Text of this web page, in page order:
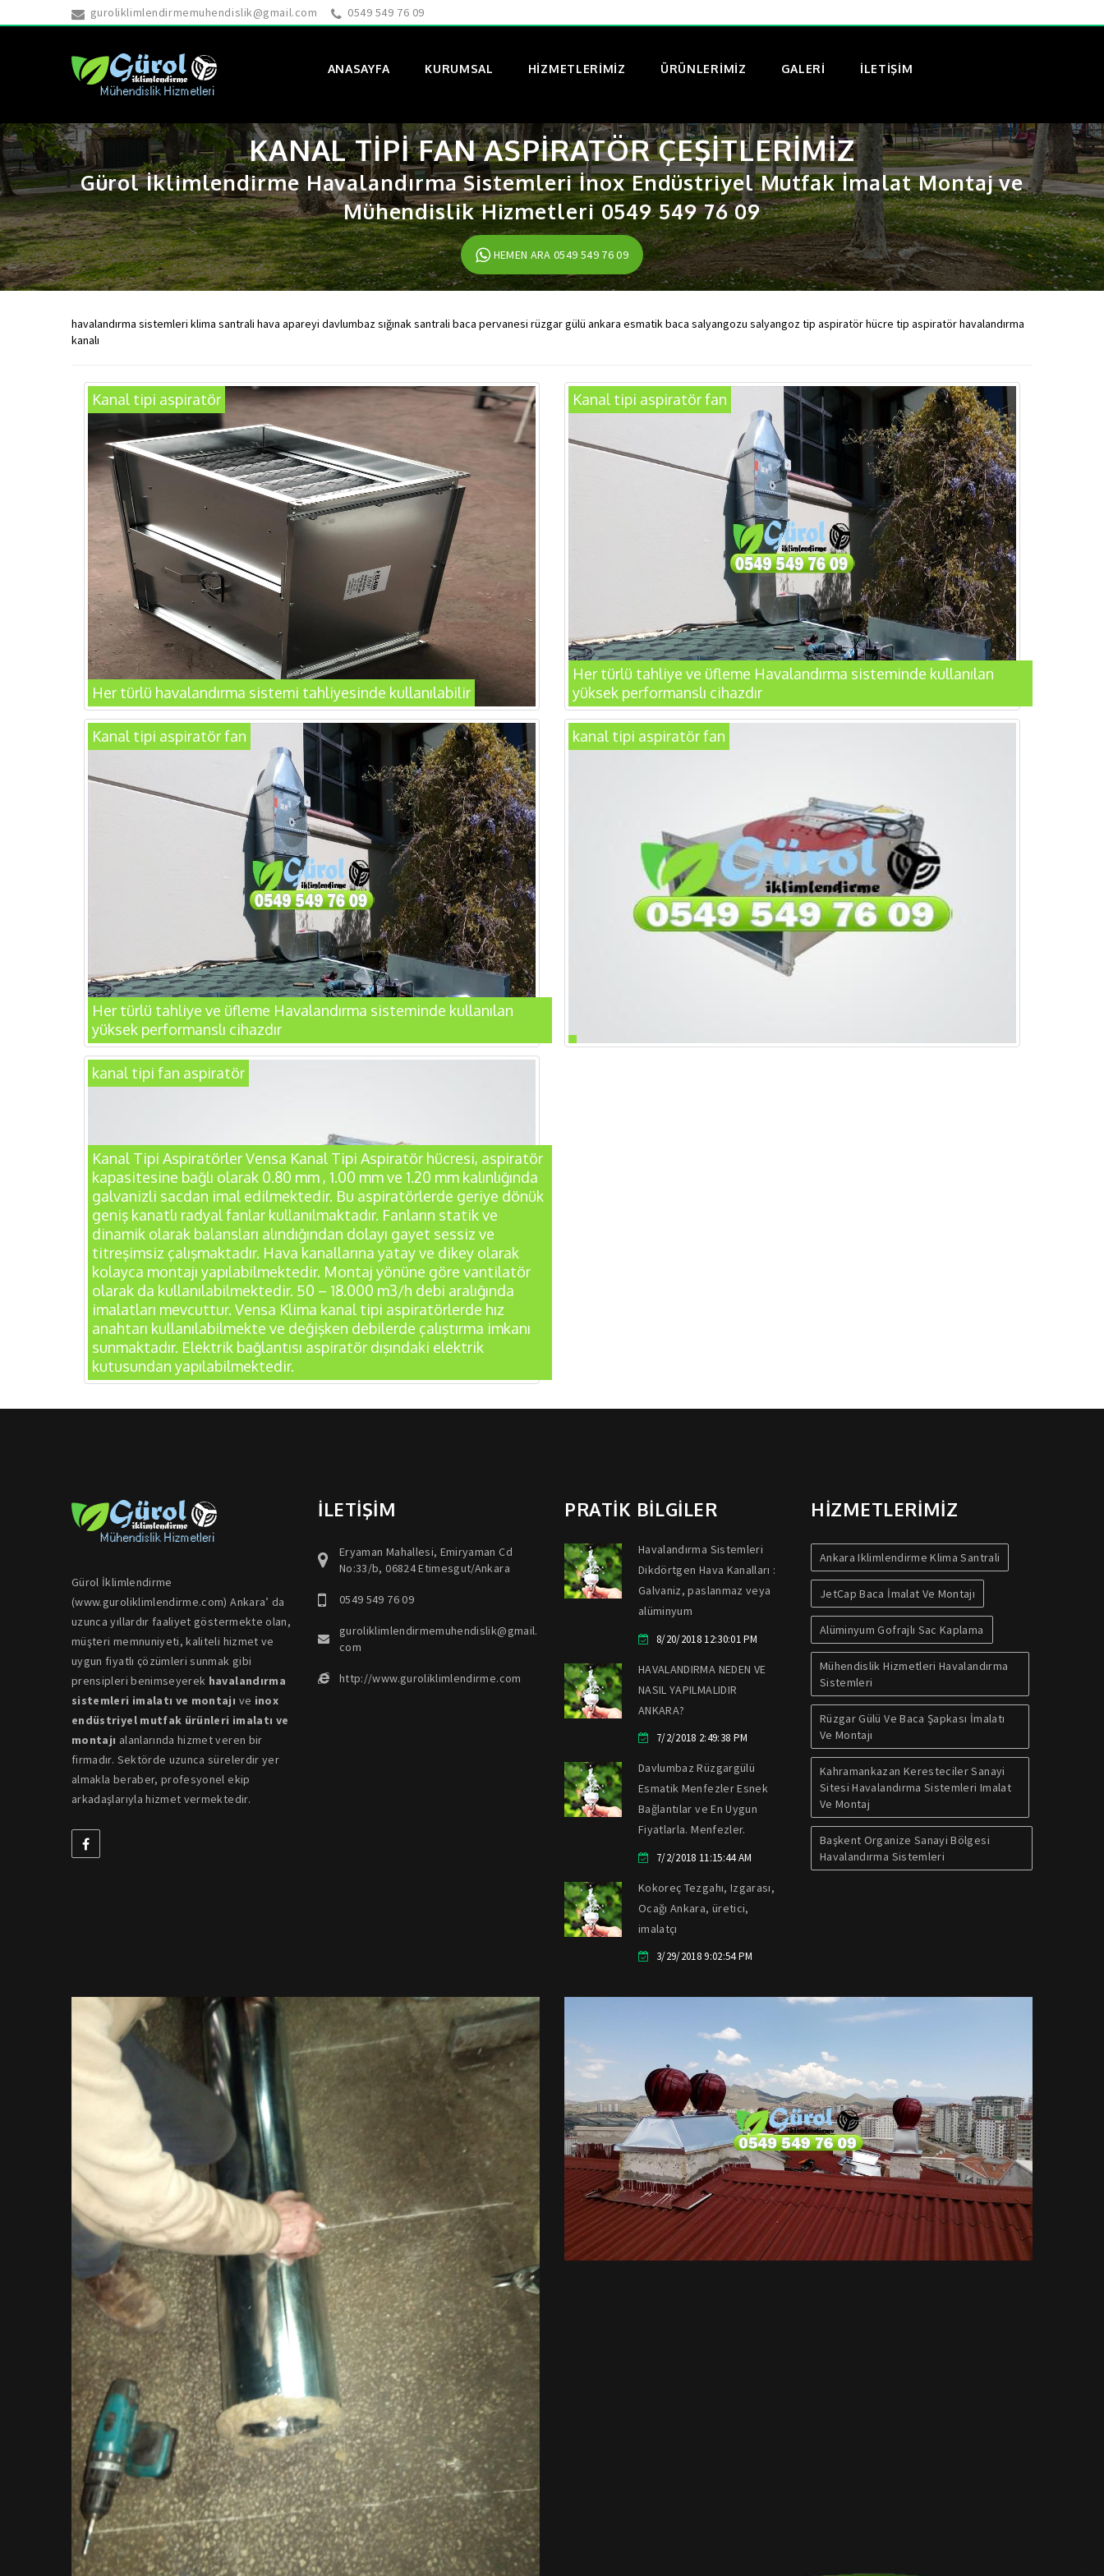
guroliklimlendirmemuhendislik@gmail.com 0549 549 76 09
ANASAYFA KURUMSAL HIZMETLERIMIZ ÜRÜNLERIMIZ GALERI İLETİŞİM
KANAL TIPI FAN ASPIRATÖR ÇEŞITLERIMIZ
Gürol İklimlendirme Havalandırma Sistemleri İnox Endüstriyel Mutfak İmalat Montaj ve
Mühendislik Hizmetleri 0549 549 76 09
HEMEN ARA 0549 549 76 09
havalandırma sistemleri klima santrali hava apareyi davlumbaz sığınak santrali baca pervanesi rüzgar gülü ankara esmatik baca salyangozu salyangoz tip aspiratör hücre tip aspiratör havalandırma
kanalı
Kanal tipi aspiratör
Her türlü havalandırma sistemi tahliyesinde kullanılabilir
Kanal tipi aspiratör fan
Her türlü tahliye ve üfleme Havalandırma sisteminde kullanılan
yüksek performanslı cihazdır
Kanal tipi aspiratör fan
Her türlü tahliye ve üfleme Havalandırma sisteminde kullanılan
yüksek performanslı cihazdır
kanal tipi aspiratör fan
kanal tipi fan aspiratör
Kanal Tipi Aspiratörler Vensa Kanal Tipi Aspiratör hücresi, aspiratör
kapasitesine bağlı olarak 0.80 mm , 1.00 mm ve 1.20 mm kalınlığında
galvanizli sacdan imal edilmektedir. Bu aspiratörlerde geriye dönük
geniş kanatlı radyal fanlar kullanılmaktadır. Fanların statik ve
dinamik olarak balansları alındığından dolayı gayet sessiz ve
titreşimsiz çalışmaktadır. Hava kanallarına yatay ve dikey olarak
kolayca montajı yapılabilmektedir. Montaj yönüne göre vantilatör
olarak da kullanılabilmektedir. 50 – 18.000 m3/h debi aralığında
imalatları mevcuttur. Vensa Klima kanal tipi aspiratörlerde hız
anahtarı kullanılabilmekte ve değişken debilerde çalıştırma imkanı
sunmaktadır. Elektrik bağlantısı aspiratör dışındaki elektrik
kutusundan yapılabilmektedir.
Gürol İklimlendirme
(www.guroliklimlendirme.com) Ankara’ da
uzunca yıllardır faaliyet göstermekte olan,
müşteri memnuniyeti, kaliteli hizmet ve
uygun fiyatlı çözümleri sunmak gibi
prensipleri benimseyerek havalandırma
sistemleri imalatı ve montajı ve inox
endüstriyel mutfak ürünleri imalatı ve
montajı alanlarında hizmet veren bir
firmadır. Sektörde uzunca sürelerdir yer
almakla beraber, profesyonel ekip
arkadaşlarıyla hizmet vermektedir.
İLETİŞİM
Eryaman Mahallesi, Emiryaman Cd
No:33/b, 06824 Etimesgut/Ankara
0549 549 76 09
guroliklimlendirmemuhendislik@gmail.
com
http://www.guroliklimlendirme.com
PRATİK BİLGİLER
Havalandırma Sistemleri
Dikdörtgen Hava Kanalları :
Galvaniz, paslanmaz veya
alüminyum
8/20/2018 12:30:01 PM
HAVALANDIRMA NEDEN VE
NASIL YAPILMALIDIR
ANKARA?
7/2/2018 2:49:38 PM
Davlumbaz Rüzgargülü
Esmatik Menfezler Esnek
Bağlantılar ve En Uygun
Fiyatlarla. Menfezler.
7/2/2018 11:15:44 AM
Kokoreç Tezgahı, Izgarası,
Ocağı Ankara, üretici,
imalatçı
3/29/2018 9:02:54 PM
HİZMETLERİMİZ
Ankara Iklimlendirme Klima Santrali
JetCap Baca İmalat Ve Montajı
Alüminyum Gofrajlı Sac Kaplama
Mühendislik Hizmetleri Havalandırma
Sistemleri
Rüzgar Gülü Ve Baca Şapkası İmalatı
Ve Montajı
Kahramankazan Keresteciler Sanayi
Sitesi Havalandırma Sistemleri Imalat
Ve Montaj
Başkent Organize Sanayi Bölgesi
Havalandırma Sistemleri